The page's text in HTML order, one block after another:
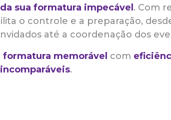
sua formatura impecável . Com
o controle e a preparação,
até a coordenação dos
formatura memorável com
.